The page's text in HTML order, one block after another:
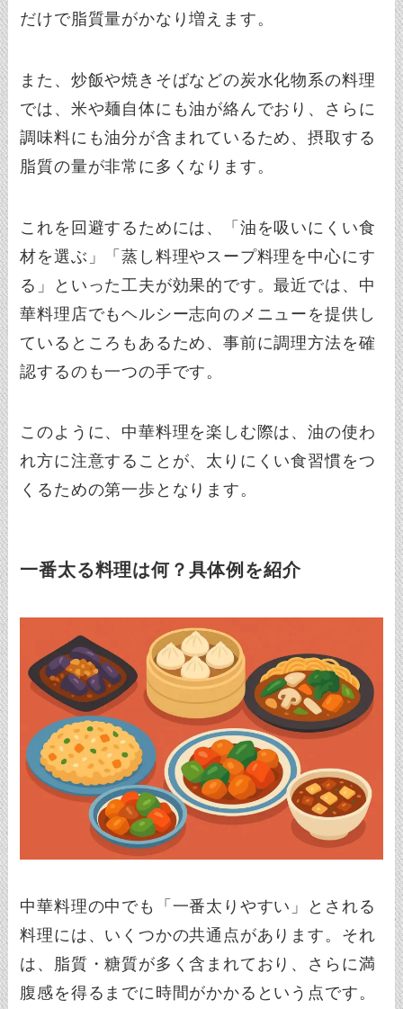
だけで脂質量がかなり増えます。
また、炒飯や焼きそばなどの炭水化物系の料理
では、米や麺自体にも油が絡んでおり、さらに
調味料にも油分が含まれているため、摂取する
脂質の量が非常に多くなります。
これを回避するためには、「油を吸いにくい食
材を選ぶ」「蒸し料理やスープ料理を中心にす
る」といった工夫が効果的です。最近では、中
華料理店でもヘルシー志向のメニューを提供し
ているところもあるため、事前に調理方法を確
認するのも一つの手です。
このように、中華料理を楽しむ際は、油の使わ
れ方に注意することが、太りにくい食習慣をつ
くるための第一歩となります。
一番太る料理は何？具体例を紹介
中華料理の中でも「一番太りやすい」とされる
料理には、いくつかの共通点があります。それ
は、脂質・糖質が多く含まれており、さらに満
腹感を得るまでに時間がかかるという点です。